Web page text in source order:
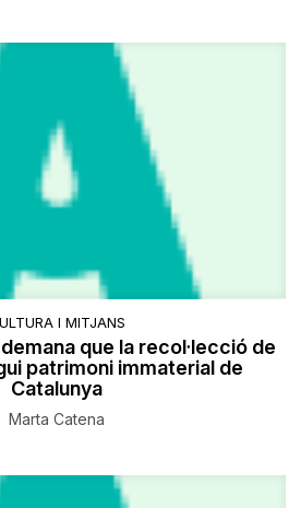
I MITJANS
que la recol·lecció de
patrimoni immaterial de
Catalunya
Marta Catena